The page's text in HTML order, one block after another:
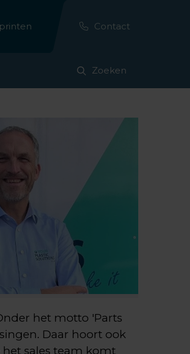
Contact
Zoeken
het motto 'Parts
Daar hoort ook
sales team komt